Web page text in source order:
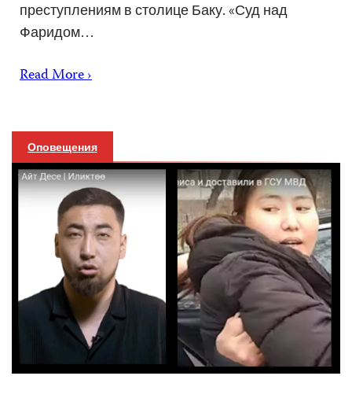
преступлениям в столице Баку. «Суд над
Фаридом…
Read More ›
Оповещения